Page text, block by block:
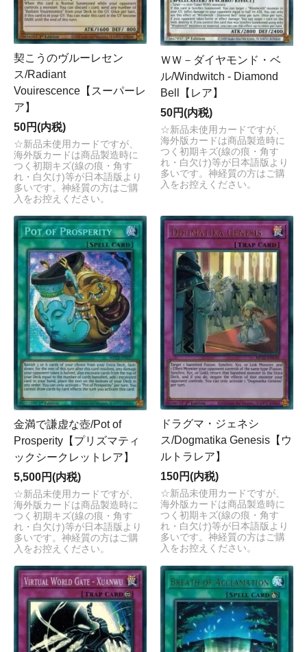
契こうのヴルーレセン
ス/Radiant
Vouirescence【スーパーレ
ア】
50円(内税)
☆新品未使用カードですが、
海外版カードは商品製造時に
つく初期キズ(線の痕・角す
れ・白欠け)等が日本語版より
多いです。神経質の方はご購
入をお控えください。
ＷＷ－ダイヤモンド・ベ
ル/Windwitch - Diamond
Bell【レア】
50円(内税)
☆新品未使用カードですが、
海外版カードは商品製造時に
つく初期キズ(線の痕・角す
れ・白欠け)等が日本語版より
多いです。神経質の方はご購
入をお控えください。
金満で謙虚な壺/Pot of
Prosperity【プリズマティ
ックシークレットレア】
5,500円(内税)
☆新品未使用カードですが、
海外版カードは商品製造時に
つく初期キズ(線の痕・角す
れ・白欠け)等が日本語版より
多いです。神経質の方はご購
入をお控えください。
ドラグマ・ジェネシ
ス/Dogmatika Genesis【ウ
ルトラレア】
150円(内税)
☆新品未使用カードですが、
海外版カードは商品製造時に
つく初期キズ(線の痕・角す
れ・白欠け)等が日本語版より
多いです。神経質の方はご購
入をお控えください。